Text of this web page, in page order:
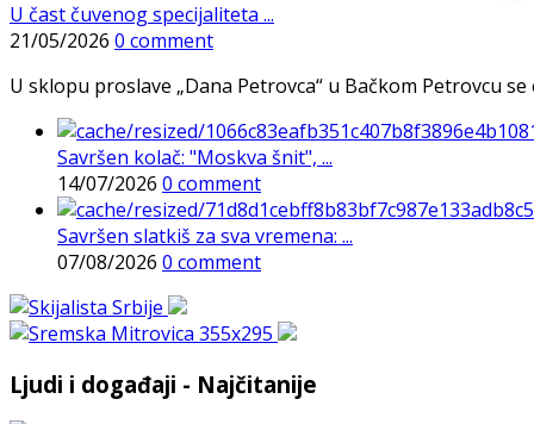
U čast čuvenog specijaliteta ...
21/05/2026 0 comment
U sklopu proslave „Dana Petrovca“ u Bačkom Petrovcu
Savršen kolač: "Moskva šnit", ...
14/07/2026 0 comment
Savršen slatkiš za sva vremena: ...
07/08/2026 0 comment
Ljudi i događaji - Najčitanije